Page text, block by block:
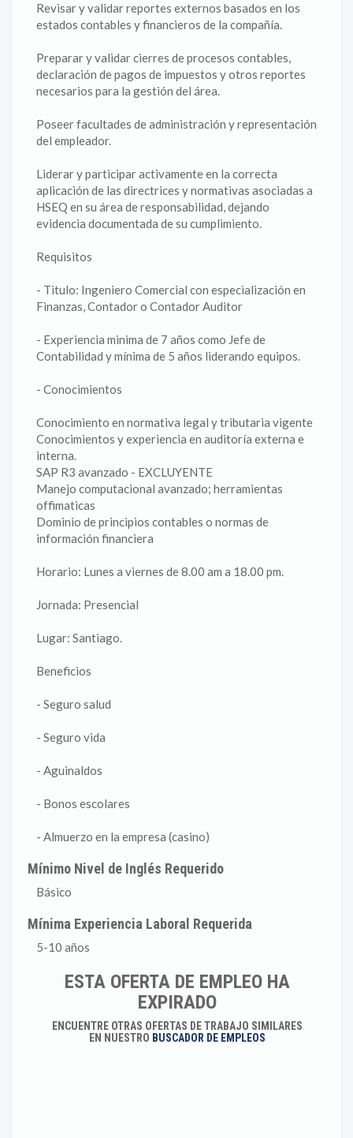
Revisar y validar reportes externos basados en los
estados contables y financieros de la compañía.
Preparar y validar cierres de procesos contables,
declaración de pagos de impuestos y otros reportes
necesarios para la gestión del área.
Poseer facultades de administración y representación
del empleador.
Liderar y participar activamente en la correcta
aplicación de las directrices y normativas asociadas a
HSEQ en su área de responsabilidad, dejando
evidencia documentada de su cumplimiento.
Requisitos
- Titulo: Ingeniero Comercial con especialización en
Finanzas, Contador o Contador Auditor
- Experiencia minima de 7 años como Jefe de
Contabilidad y mínima de 5 años liderando equipos.
- Conocimientos
Conocimiento en normativa legal y tributaria vigente
Conocimientos y experiencia en auditoría externa e
interna.
SAP R3 avanzado - EXCLUYENTE
Manejo computacional avanzado; herramientas
offimaticas
Dominio de principios contables o normas de
información financiera
Horario: Lunes a viernes de 8.00 am a 18.00 pm.
Jornada: Presencial
Lugar: Santiago.
Beneficios
- Seguro salud
- Seguro vida
- Aguinaldos
- Bonos escolares
- Almuerzo en la empresa (casino)
Mínimo Nivel de Inglés Requerido
Básico
Mínima Experiencia Laboral Requerida
5-10 años
ESTA OFERTA DE EMPLEO HA
EXPIRADO
ENCUENTRE OTRAS OFERTAS DE TRABAJO SIMILARES
EN NUESTRO BUSCADOR DE EMPLEOS